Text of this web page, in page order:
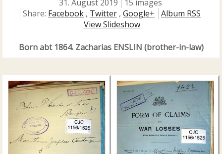
31. August 2019
15 images
Share: Facebook , Twitter , Google+
Album RSS
View Slideshow
Born abt 1864. Zacharias ENSLIN (brother-in-law)